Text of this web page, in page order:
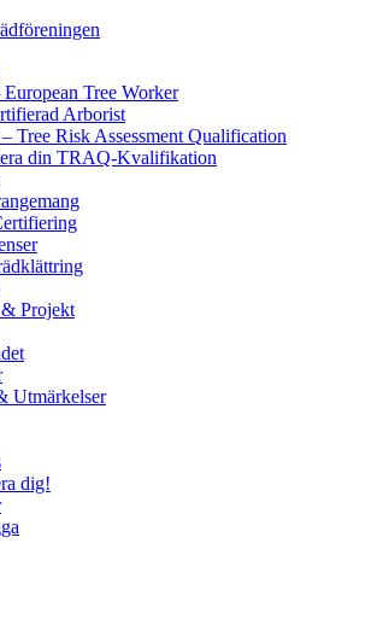
Tree Worker
Arborist
Tree Risk Assessment Qualification
din TRAQ-Kvalifikation
Projekt
Utmärkelser
dig!